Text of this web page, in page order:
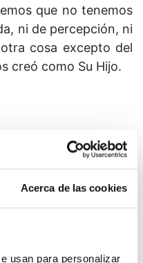
Acerca de las cookies
usan para personalizar
que no tenemos
ni de percepción, ni
cosa excepto del
creó como Su Hijo.
hoy todas las